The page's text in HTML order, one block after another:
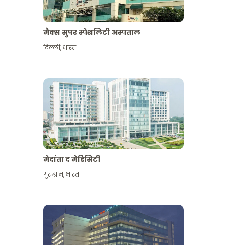
मैक्स सुपर स्पेशलिटी अस्पताल
दिल्ली,भारत
मेदांता द मेडिसिटी
गुरुग्राम,भारत